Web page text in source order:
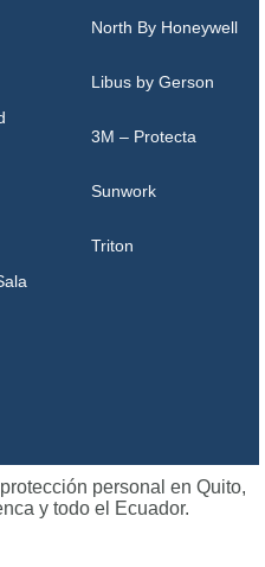
North By Honeywell
Libus by Gerson
3M – Protecta
Sunwork
Triton
personal en Quito,
y todo el Ecuador.